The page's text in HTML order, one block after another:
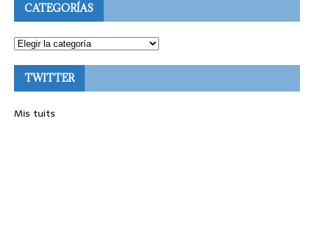
CATEGORÍAS
TWITTER
Mis tuits